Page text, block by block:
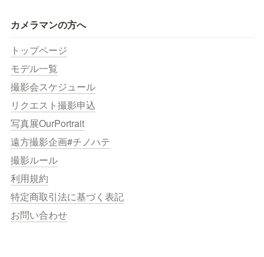
カメラマンの方へ
トップページ
モデル一覧
撮影会スケジュール
リクエスト撮影申込
写真展OurPortrait
遠方撮影企画#チノハテ
撮影ルール
利用規約
特定商取引法に基づく表記
お問い合わせ